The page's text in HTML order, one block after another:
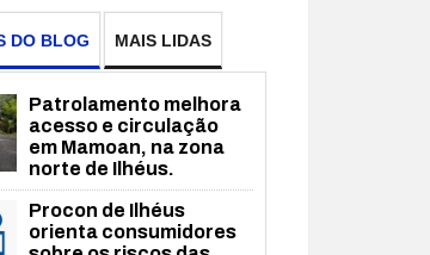
DO BLOG MAIS LIDAS
Patrolamento melhora
acesso e circulação
em Mamoan, na zona
norte de Ilhéus.
Procon de Ilhéus
orienta consumidores